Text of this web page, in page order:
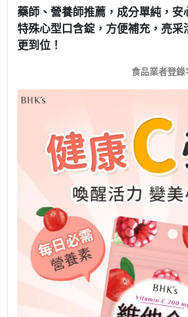
藥師、營養師推薦，成分單純，安
特殊心型口含錠，方便補充，亮采
更到位！
食品業者登錄